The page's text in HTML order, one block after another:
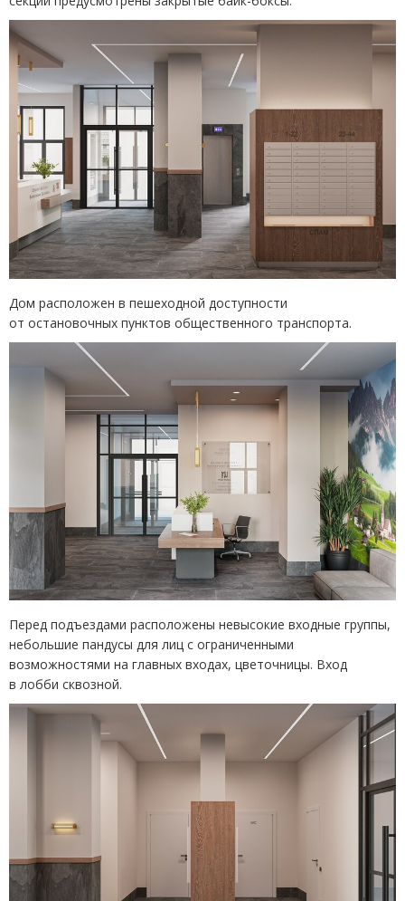
Дом расположен в пешеходной доступности
от остановочных пунктов общественного транспорта.
Перед подъездами расположены невысокие входные группы,
небольшие пандусы для лиц с ограниченными
возможностями на главных входах, цветочницы. Вход
в лобби сквозной.